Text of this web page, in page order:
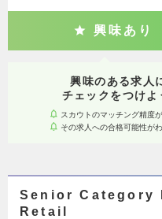
興味あり
興味のある求人
チェックをつけよ
スカウトのマッチング精度
その求人への合格可能性が
Senior Category
Retail